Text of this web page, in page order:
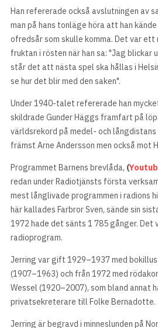
Han refererade också avslutningen av
man på hans tonläge höra att han
ofredsår som skulle komma. Det var ett
fruktan i rösten när han sa: "Jag blickar
står det att nästa spel ska hållas i
se hur det blir med den saken".
Under 1940-talet refererade han
skildrade Gunder Häggs framfart på
världsrekord på medel- och
främst Arne Andersson men också mot
Programmet Barnens brevlåda, (
redan under Radiotjänsts första
mest långlivade programmen i radions
här kallades Farbror Sven, sände sin
1972 hade det sänts 1 785 gånger. Det
radioprogram.
Jerring var gift 1929–1937 med
(1907–1963) och från 1972 med
Wessel (1920–2007), som bland annat
privatsekreterare till Folke Bernadotte.
Jerring är begravd i minneslunden på